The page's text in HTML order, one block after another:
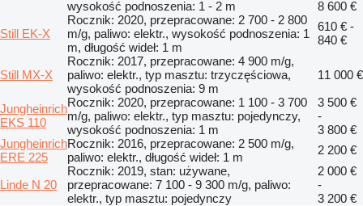
wysokość podnoszenia: 1 - 2 m
8 600 €
Still EK-X
Rocznik: 2020, przepracowane: 2 700 - 2 800
m/g, paliwo: elektr., wysokość podnoszenia: 1
m, długość wideł: 1 m
610 € -
840 €
Still MX-X
Rocznik: 2017, przepracowane: 4 900 m/g,
paliwo: elektr., typ masztu: trzyczęściowa,
wysokość podnoszenia: 9 m
11 000 €
Jungheinrich
EKS 110
Rocznik: 2020, przepracowane: 1 100 - 3 700
m/g, paliwo: elektr., typ masztu: pojedynczy,
wysokość podnoszenia: 1 m
3 500 €
-
3 800 €
Jungheinrich
ERE 225
Rocznik: 2016, przepracowane: 2 500 m/g,
paliwo: elektr., długość wideł: 1 m
2 200 €
Linde N 20
Rocznik: 2019, stan: używane,
przepracowane: 7 100 - 9 300 m/g, paliwo:
elektr., typ masztu: pojedynczy
2 000 €
-
3 200 €